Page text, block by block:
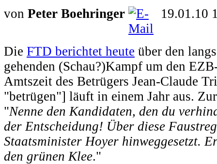
von Peter Boehringer 19.01.10
Die FTD berichtet heute über den
gehenden (Schau?)Kampf um den
Amtszeit des Betrügers Jean-Claude
"betrügen"] läuft in einem Jahr aus.
"Nenne den Kandidaten, den du
der Entscheidung! Über diese
Staatsminister Hoyer hinweggesetzt.
den grünen Klee."